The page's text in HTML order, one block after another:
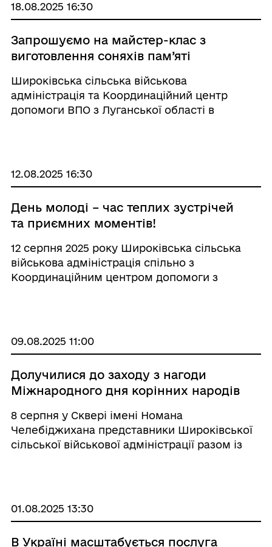
18.08.2025 16:30
Запрошуємо на майстер-клас з
виготовлення соняхів пам’яті
Широківська сільська військова
адміністрація та Координаційний центр
допомоги ВПО з Луганської області в
захисників та за ...
12.08.2025 16:30
День молоді – час теплих зустрічей
та приємних моментів!
12 серпня 2025 року Широківська сільська
військова адміністрація спільно з
Координаційним центром допомоги з
історія «Ліло і Стіч ...
09.08.2025 11:00
Долучилися до заходу з нагоди
Міжнародного дня корінних народів
8 серпня у Сквері імені Номана
Челебіджихана представники Широківської
сільської військової адміністрації разом із
народів. Це був ...
01.08.2025 13:30
В Україні масштабується послуга